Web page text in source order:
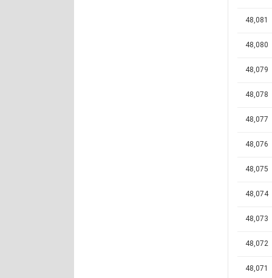
48,081
48,080
48,079
48,078
48,077
48,076
48,075
48,074
48,073
48,072
48,071